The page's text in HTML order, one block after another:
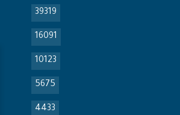
39319
16091
10123
5675
4433